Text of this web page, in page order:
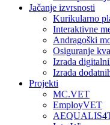
Jačanje izvrsnosti
Kurikularno
Interaktivne
Andragoški
Osiguranje
Izrada
Izrada
Projekti
MC.VET
EmployVET